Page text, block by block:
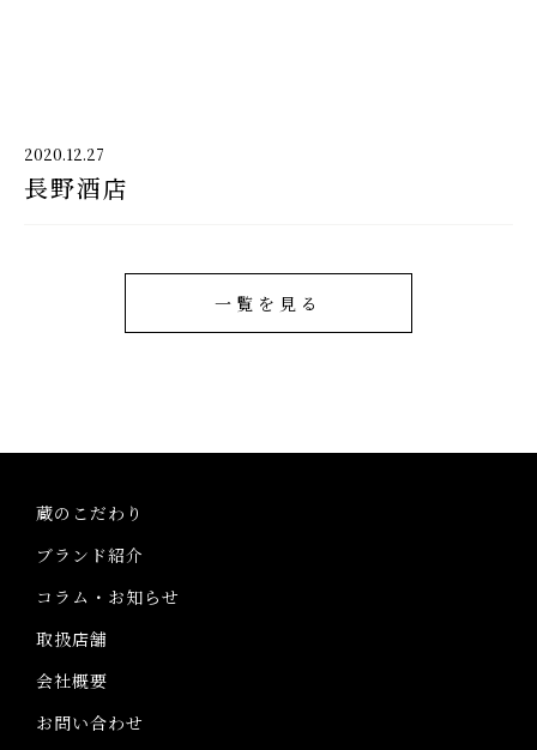
ブランド紹介
お問い合わせ
2020.12.27
長野酒店
一覧を見る
蔵のこだわり
ブランド紹介
コラム・お知らせ
取扱店舗
会社概要
お問い合わせ